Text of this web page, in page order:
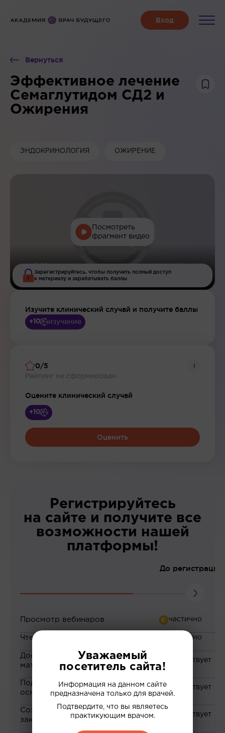
Вернуться
Эффективное лечение
Семаглутидом СД2 и
Ожирения
ЭНДОКРИНОЛОГИЯ ОЖИРЕНИЕ
Посмотреть
фрагмент видео
Зарегистрируйтесь, чтобы получить полный доступ
к материалу и зарабатывать баллы
Изучите клинический случай и получите баллы
+10 изучение
0/5
Рейтинг не сформирован
i
Оцените клинический случай
+10
Оценить
Регистрируйтесь
на сайте и получите все
возможности нашей
платформы!
До регистрации
Просмотр вебинаров
Чтение статей
Доступ к закрытым
материалам
Подборка материалов на
основе ваших интересов
Сохранение материалов в
закладки
Уважаемый
посетитель сайта!
Информация на данном сайте
предназначена только для врачей.
Подтвердите, что вы являетесь
практикующим врачом.